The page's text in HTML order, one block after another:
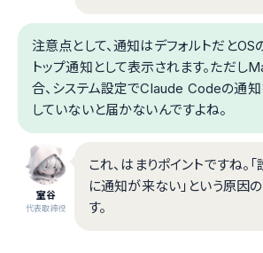
注意点として、通知はデフォルトだとOS
トップ通知として表示されます。ただし
合、システム設定でClaude Codeの通
していないと届かないんですよね。
室谷
代表取締役
これ、はまりポイントですね。
に通知が来ない」という原因
す。